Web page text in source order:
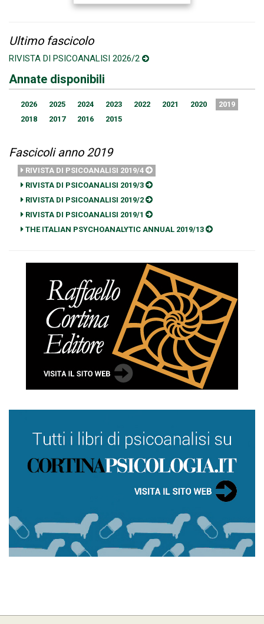
Ultimo fascicolo
RIVISTA DI PSICOANALISI 2026/2
Annate disponibili
2026 2025 2024 2023 2022 2021 2020
2019
2018
2017 2016 2015
Fascicoli anno 2019
RIVISTA DI PSICOANALISI 2019/4
RIVISTA DI PSICOANALISI 2019/3
RIVISTA DI PSICOANALISI 2019/2
RIVISTA DI PSICOANALISI 2019/1
THE ITALIAN PSYCHOANALYTIC ANNUAL 2019/13